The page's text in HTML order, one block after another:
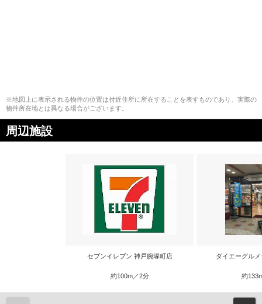
※地図上に表示される物件の位置は付近住所に所在することを表すものであり、実際の
物件所在地とは異なる場合がございます。
周辺施設
セブンイレブン 神戸腕塚町店
約100m／2分
ダイエーグル
約